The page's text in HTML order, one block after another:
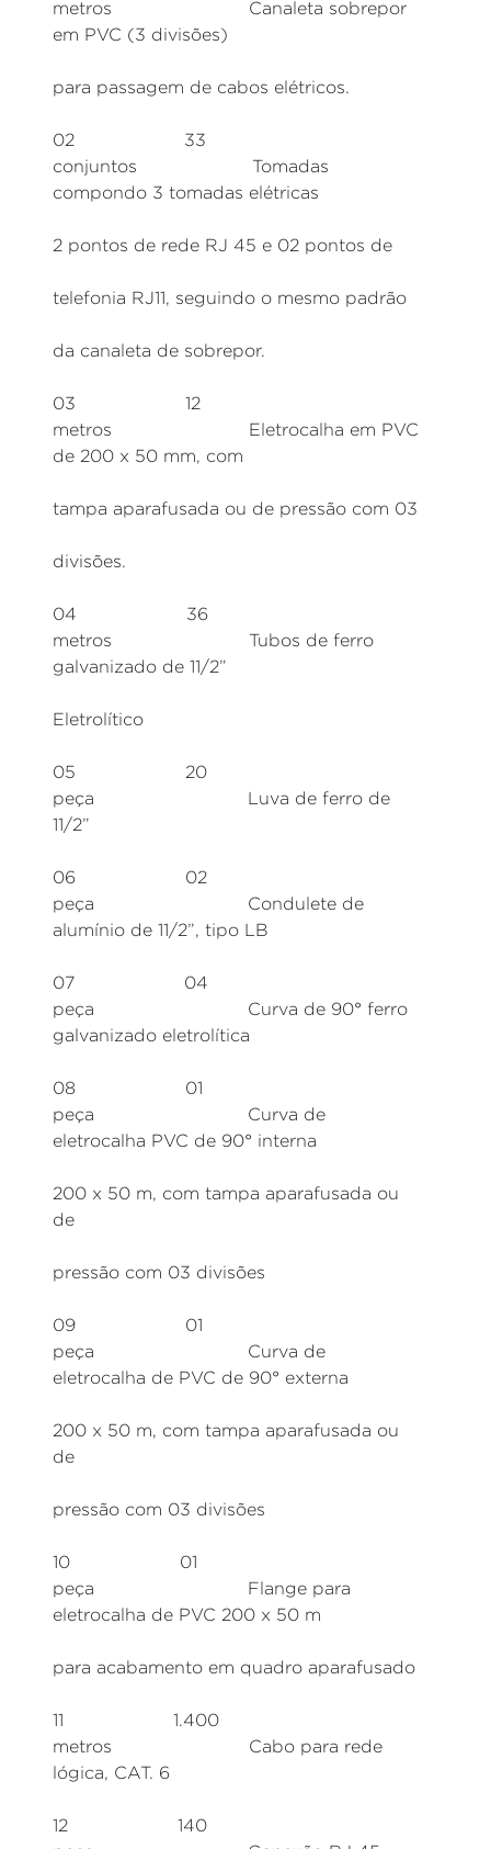
metros Canaleta sobrepor
em PVC (3 divisões)
para passagem de cabos elétricos.
02 33
conjuntos Tomadas
compondo 3 tomadas elétricas
2 pontos de rede RJ 45 e 02 pontos de
telefonia RJ11, seguindo o mesmo padrão
da canaleta de sobrepor.
03 12
metros Eletrocalha em PVC
de 200 x 50 mm, com
tampa aparafusada ou de pressão com 03
divisões.
04 36
metros Tubos de ferro
galvanizado de 11/2”
Eletrolítico
05 20
peça Luva de ferro de
11/2”
06 02
peça Condulete de
alumínio de 11/2”, tipo LB
07 04
peça Curva de 90° ferro
galvanizado eletrolítica
08 01
peça Curva de
eletrocalha PVC de 90° interna
200 x 50 m, com tampa aparafusada ou
de
pressão com 03 divisões
09 01
peça Curva de
eletrocalha de PVC de 90° externa
200 x 50 m, com tampa aparafusada ou
de
pressão com 03 divisões
10 01
peça Flange para
eletrocalha de PVC 200 x 50 m
para acabamento em quadro aparafusado
11 1.400
metros Cabo para rede
lógica, CAT. 6
12 140